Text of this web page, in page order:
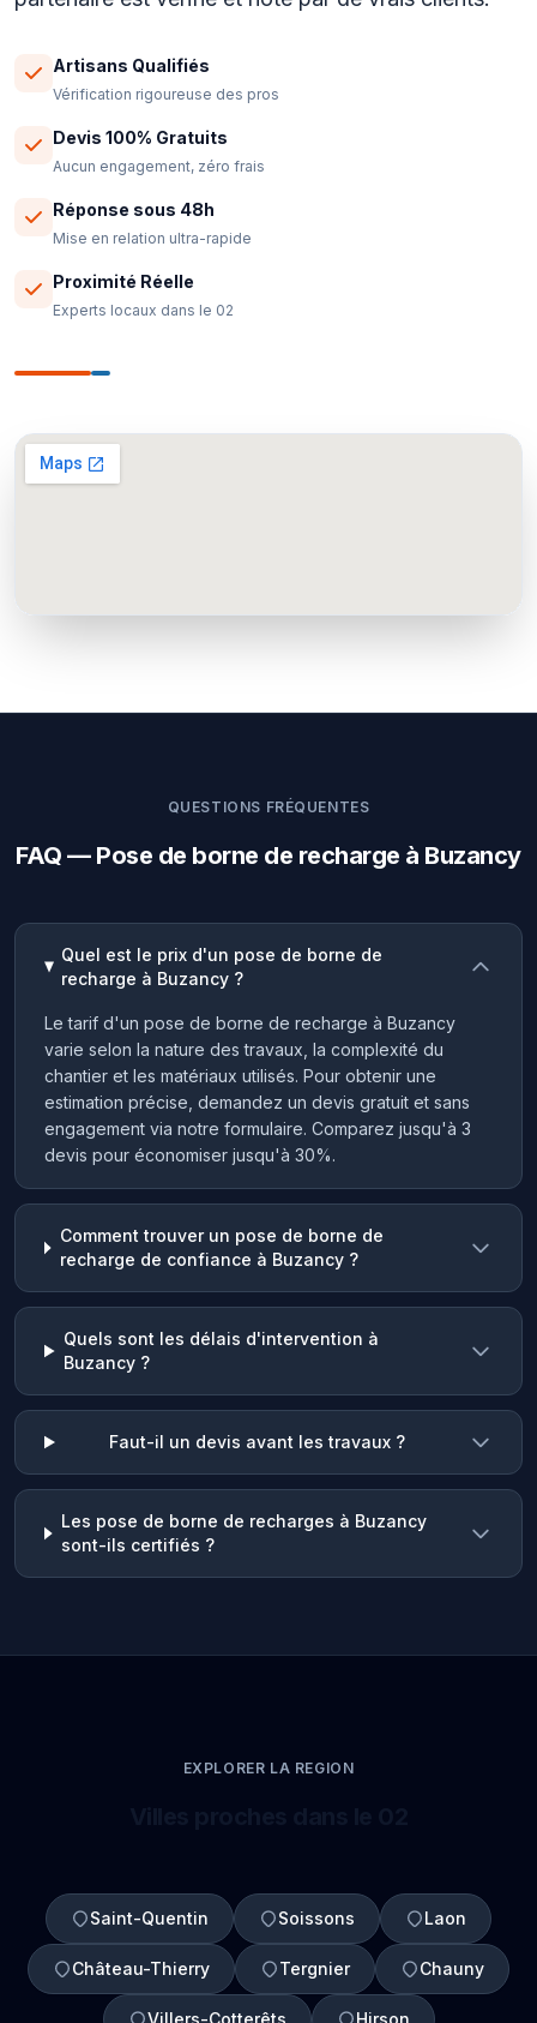
Artisans Qualifiés
Vérification rigoureuse des pros
Devis 100% Gratuits
Aucun engagement, zéro frais
Réponse sous 48h
Mise en relation ultra-rapide
Proximité Réelle
Experts locaux dans le 02
QUESTIONS FRÉQUENTES
FAQ — Pose de borne de recharge à Buzancy
Quel est le prix d'un pose de borne de
recharge à Buzancy ?
Le tarif d'un pose de borne de recharge à Buzancy
varie selon la nature des travaux, la complexité du
chantier et les matériaux utilisés. Pour obtenir une
estimation précise, demandez un devis gratuit et sans
engagement via notre formulaire. Comparez jusqu'à 3
devis pour économiser jusqu'à 30%.
Comment trouver un pose de borne de
recharge de confiance à Buzancy ?
Quels sont les délais d'intervention à
Buzancy ?
Faut-il un devis avant les travaux ?
Les pose de borne de recharges à Buzancy
sont-ils certifiés ?
EXPLORER LA REGION
Saint-Quentin Soissons Laon
Château-Thierry Tergnier Chauny
Villers-Cotterêts Hirson